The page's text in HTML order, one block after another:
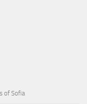
of Sofia